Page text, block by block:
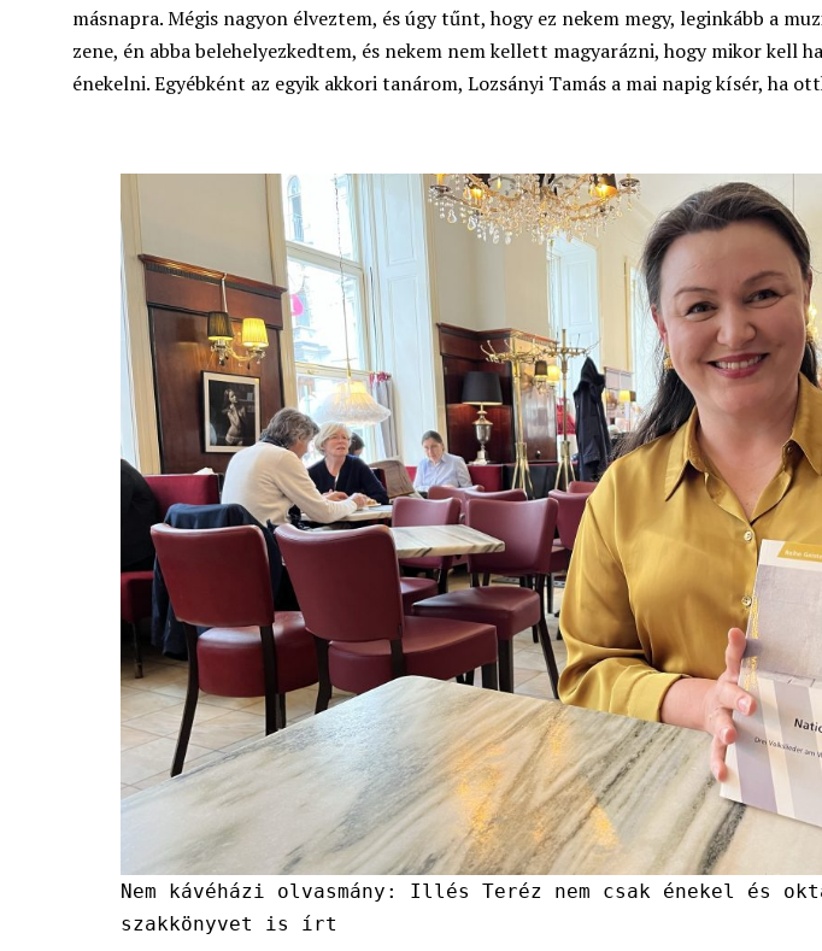
másnapra. Mégis nagyon élveztem, és úgy tűnt, hogy ez nekem megy, leginkább a
zene, én abba belehelyezkedtem, és nekem nem kellett magyarázni, hogy mikor kell
énekelni. Egyébként az egyik akkori tanárom, Lozsányi Tamás a mai napig kísér, ha
Nem kávéházi olvasmány: Illés Teréz nem csak énekel és
szakkönyvet is írt